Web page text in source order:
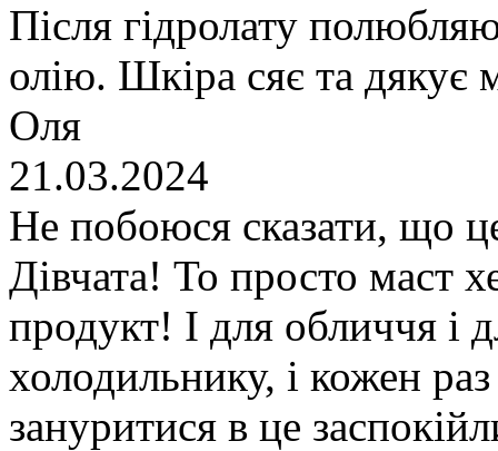
Після гідролату
олію. Шкіра сяє та дякує
Оля
21.03.2024
Не побоюся сказати, що
Дівчата! То просто маст
продукт! І для обличчя і
холодильнику, і кожен
зануритися в це